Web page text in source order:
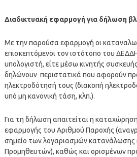
Διαδικτυακή εφαρμογή για δήλωση
Με την παρούσα εφαρμογή οι
επισκεπτόμενοι τον ιστότοπο του
υπολογιστή, είτε μέσω κινητής
δηλώνουν περιστατικά που αφορούν
ηλεκτροδότησή τους (διακοπή
υπό μη κανονική τάση, κλπ.).
Για τη δήλωση απαιτείται η
εφαρμογής του Αριθμού Παροχής
σημείο των λογαριασμών κατανάλωσης
Προμηθευτών), καθώς και ορισμένων